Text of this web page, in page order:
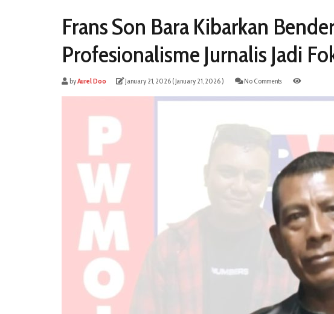
Frans Son Bara Kibarkan
Profesionalisme Jurnalis Jadi
byAurel Doo January 21, 2026 ( January 21, 2026 ) No Comments